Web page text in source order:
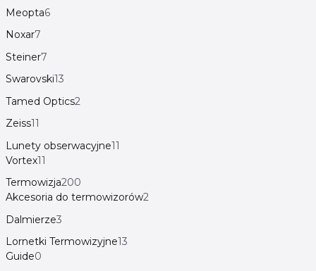
Meopta6
Noxar7
Steiner7
Swarovski13
Tamed Optics2
Zeiss11
Lunety obserwacyjne11
Vortex11
Termowizja200
Akcesoria do termowizorów2
Dalmierze3
Lornetki Termowizyjne13
Guide0